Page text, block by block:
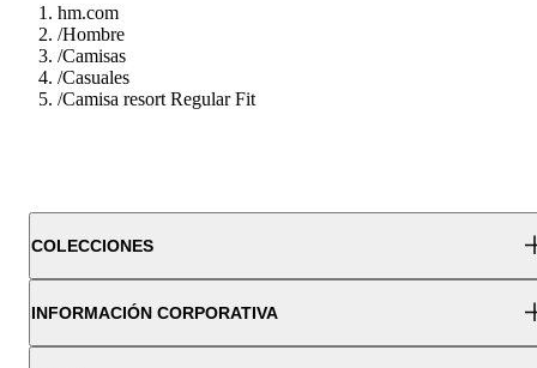
hm.com
/Hombre
/Camisas
/Casuales
/Camisa resort Regular Fit
COLECCIONES
INFORMACIÓN CORPORATIVA